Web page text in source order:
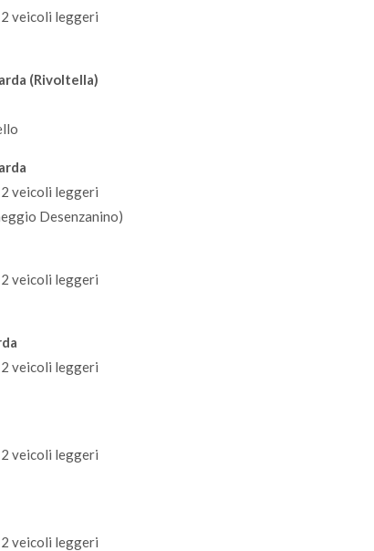
veicoli leggeri
(Rivoltella)
veicoli leggeri
Desenzanino)
veicoli leggeri
veicoli leggeri
veicoli leggeri
veicoli leggeri